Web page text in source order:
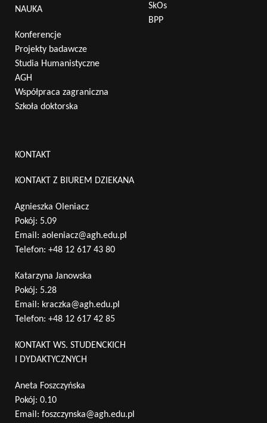
NAUKA
Konferencje
Projekty badawcze
Studia Humanistyczne
AGH
Współpraca zagraniczna
Szkoła doktorska
SkOs
BPP
KONTAKT
KONTAKT Z BIUREM DZIEKANA
Agnieszka Oleniacz
Pokój: 5.09
Email: aoleniacz@agh.edu.pl
Telefon: +48 12 617 43 80
Katarzyna Janowska
Pokój: 5.28
Email: kraczka@agh.edu.pl
Telefon: +48 12 617 42 85
KONTAKT WS. STUDENCKICH
I DYDAKTYCZNYCH
Aneta Foszczyńska
Pokój: 0.10
Email: foszczynska@agh.edu.pl